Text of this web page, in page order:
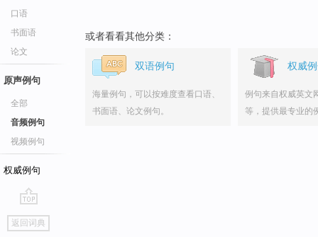
口语
书面语
论文
原声例句
全部
音频例句
视频例句
权威例句
go
top
返回词典
或者看看其他分类：
双语例句
海量例句，可以按难度查看口语、
书面语、论文例句。
权威
例句来自权威英文
等，提供最专业的